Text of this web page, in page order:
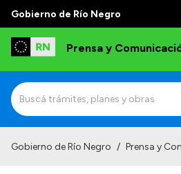
Gobierno de Río Negro
Prensa y
Gobierno de Río Negro / Prensa y